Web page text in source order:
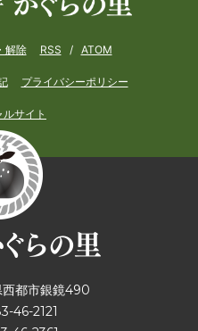
解除 RSS / ATOM
プライバシーポリシー
サイト
都市銀鏡490
46-2121